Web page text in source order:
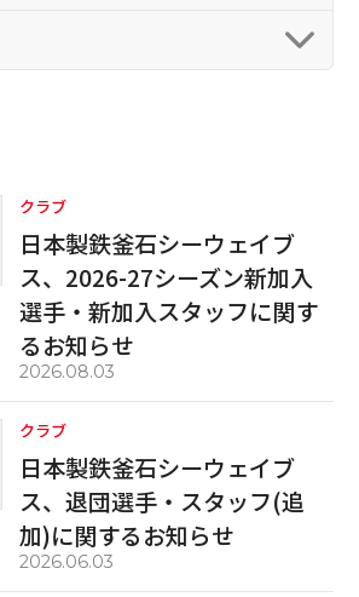
クラブ
日本製鉄釜石シーウェイブ
ス、2026-27シーズン新加入
選手・新加入スタッフに関す
るお知らせ
2026.08.03
クラブ
日本製鉄釜石シーウェイブ
ス、退団選手・スタッフ(追
加)に関するお知らせ
2026.06.03